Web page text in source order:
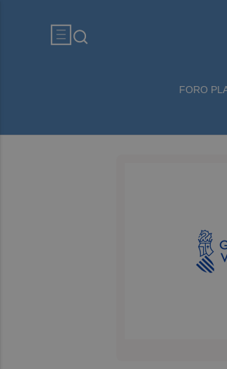
FORO